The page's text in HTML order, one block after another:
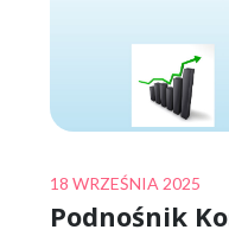
Posted
on
18 WRZEŚNIA 2025
Podnośnik